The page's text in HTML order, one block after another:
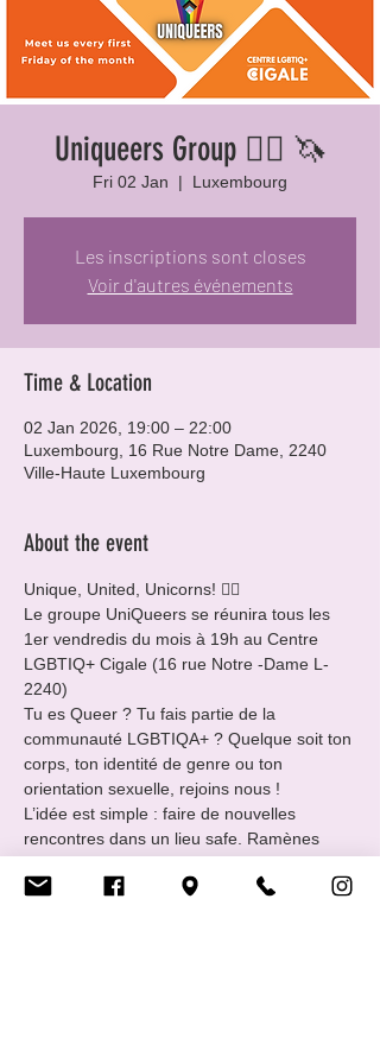
Uniqueers Group 🏳️‍🌈 🦄
Fri 02 Jan
  |
Luxembourg
Les inscriptions sont closes
Voir d'autres événements
Time & Location
02 Jan 2026, 19:00 – 22:00
Luxembourg, 16 Rue Notre Dame, 2240
Ville-Haute Luxembourg
About the event
Unique, United, Unicorns! 🏳️‍🌈
Le groupe UniQueers se réunira tous les
1er vendredis du mois à 19h au Centre
LGBTIQ+ Cigale (16 rue Notre -Dame L-
2240)
Tu es Queer ? Tu fais partie de la
communauté LGBTIQA+ ? Quelque soit ton
corps, ton identité de genre ou ton
orientation sexuelle, rejoins nous !
L’idée est simple : faire de nouvelles
rencontres dans un lieu safe. Ramènes
EveryBody Welcome !!